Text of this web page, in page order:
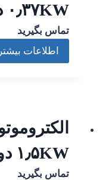
۰٫۳۷KW دور ۱۴۰۰
تماس بگیرید
اطلاعات بیشتر
۱٫۵KW دور ۳۰۰۰
تماس بگیرید